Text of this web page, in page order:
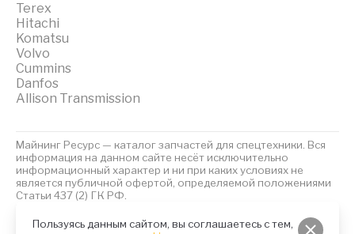
Пользуясь данным сайтом, вы соглашаетесь с тем,
Terex
Hitachi
Komatsu
Volvo
Cummins
Danfos
Allison Transmission
Майнинг Ресурс — каталог запчастей для спецтехники. Вся
информация на данном сайте несёт исключительно
информационный характер и ни при каких условиях не
является публичной офертой, определяемой положениями
Статьи 437 (2) ГК РФ.
Политика обработки персональных данныхФайлы Cookies